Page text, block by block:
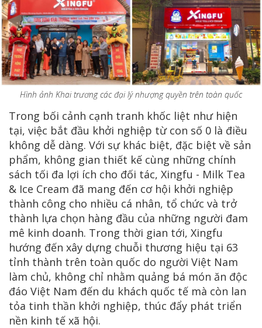
Hình ảnh Khai trương các đại lý nhượng quyền trên toàn quốc
Trong bối cảnh cạnh tranh khốc liệt như hiện
tại, việc bắt đầu khởi nghiệp từ con số 0 là điều
không dễ dàng. Với sự khác biệt, đặc biệt về sản
phẩm, không gian thiết kế cùng những chính
sách tối đa lợi ích cho đối tác, Xingfu - Milk Tea
& Ice Cream đã mang đến cơ hội khởi nghiệp
thành công cho nhiều cá nhân, tổ chức và trở
thành lựa chọn hàng đầu của những người đam
mê kinh doanh. Trong thời gian tới, Xingfu
hướng đến xây dựng chuỗi thương hiệu tại 63
tỉnh thành trên toàn quốc do người Việt Nam
làm chủ, không chỉ nhằm quảng bá món ăn độc
đáo Việt Nam đến du khách quốc tế mà còn lan
tỏa tinh thần khởi nghiệp, thúc đẩy phát triển
nền kinh tế xã hội.